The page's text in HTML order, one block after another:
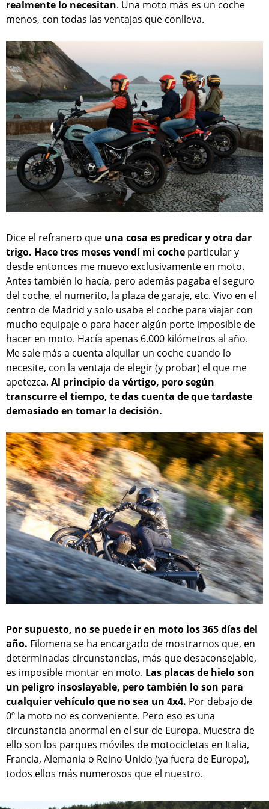
realmente lo necesitan. Una moto más es un coche
menos, con todas las ventajas que conlleva.
Dice el refranero que una cosa es predicar y otra dar
trigo. Hace tres meses vendí mi coche particular y
desde entonces me muevo exclusivamente en moto.
Antes también lo hacía, pero además pagaba el seguro
del coche, el numerito, la plaza de garaje, etc. Vivo en el
centro de Madrid y solo usaba el coche para viajar con
mucho equipaje o para hacer algún porte imposible de
hacer en moto. Hacía apenas 6.000 kilómetros al año.
Me sale más a cuenta alquilar un coche cuando lo
necesite, con la ventaja de elegir (y probar) el que me
apetezca. Al principio da vértigo, pero según
transcurre el tiempo, te das cuenta de que tardaste
demasiado en tomar la decisión.
Por supuesto, no se puede ir en moto los 365 días del
año. Filomena se ha encargado de mostrarnos que, en
determinadas circunstancias, más que desaconsejable,
es imposible montar en moto. Las placas de hielo son
un peligro insoslayable, pero también lo son para
cualquier vehículo que no sea un 4x4. Por debajo de
0º la moto no es conveniente. Pero eso es una
circunstancia anormal en el sur de Europa. Muestra de
ello son los parques móviles de motocicletas en Italia,
Francia, Alemania o Reino Unido (ya fuera de Europa),
todos ellos más numerosos que el nuestro.